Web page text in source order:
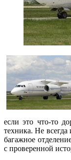
если это что-то
техника. Не
багажное
с проверенной